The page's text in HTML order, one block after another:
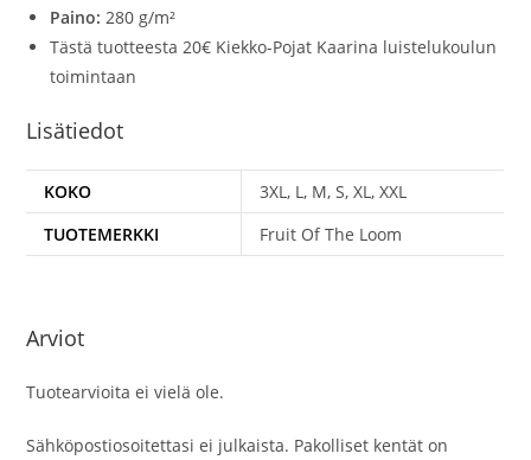
Paino: 280 g/m²
Tästä tuotteesta 20€ Kiekko-Pojat Kaarina luistelukoulun
toimintaan
Lisätiedot
KOKO
3XL, L, M, S, XL, XXL
TUOTEMERKKI
Fruit Of The Loom
Arviot
Tuotearvioita ei vielä ole.
Sähköpostiosoitettasi ei julkaista. Pakolliset kentät on